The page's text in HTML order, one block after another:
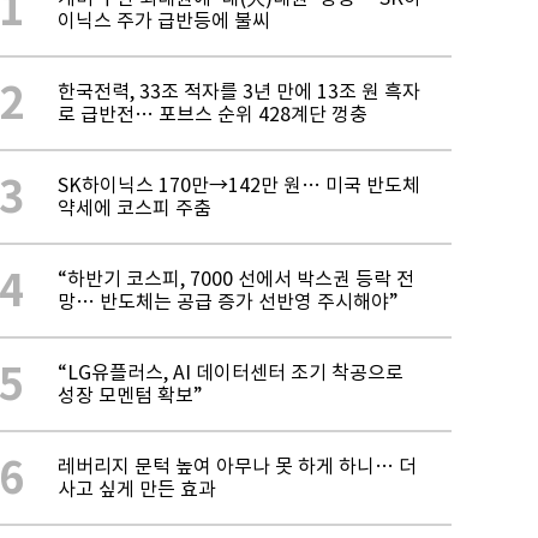
이닉스 주가 급반등에 불씨
2
한국전력, 33조 적자를 3년 만에 13조 원 흑자
로 급반전… 포브스 순위 428계단 껑충
3
SK하이닉스 170만→142만 원… 미국 반도체
약세에 코스피 주춤
4
“하반기 코스피, 7000 선에서 박스권 등락 전
망… 반도체는 공급 증가 선반영 주시해야”
5
“LG유플러스, AI 데이터센터 조기 착공으로
성장 모멘텀 확보”
6
레버리지 문턱 높여 아무나 못 하게 하니… 더
사고 싶게 만든 효과